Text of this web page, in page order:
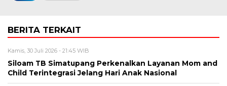
BERITA TERKAIT
Kamis, 30 Juli 2026 - 21:45 WIB
Siloam TB Simatupang Perkenalkan Layanan Mom and
Child Terintegrasi Jelang Hari Anak Nasional